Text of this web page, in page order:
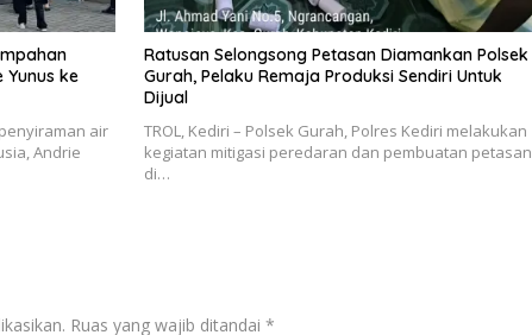
Yunus ke
air
Andrie
Ratusan Selongsong Petasan Diamankan Polsek
Gurah, Pelaku Remaja Produksi Sendiri Untuk
Dijual
TROL, Kediri – Polsek Gurah, Polres Kediri melakukan
kegiatan mitigasi peredaran dan pembuatan petasan
di…
Ruas yang wajib ditandai *